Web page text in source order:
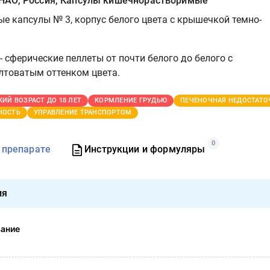
капсулы № 3, корпус белого цвета с крышечкой темно-
пеллеты от почти белого до белого с
оттенком цвета.
ВОЗРАСТ ДО 18 ЛЕТ КОРМЛЕНИЕ ГРУДЬЮ
ПЕЧЕНОЧНАЯ
УПРАВЛЕНИЕ ТРАНСПОРТОМ
Инструкции и формуляры
0